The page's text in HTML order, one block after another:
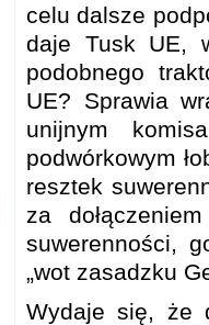
celu dalsze
daje Tusk UE,
podobnego
UE? Sprawia
unijnym
podwórkowym
resztek
za
suwerenności,
„wot zasadzku
Wydaje się, że